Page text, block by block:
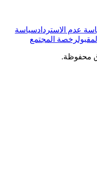
عدم الاستردادسياسة
رخصة المجتمع